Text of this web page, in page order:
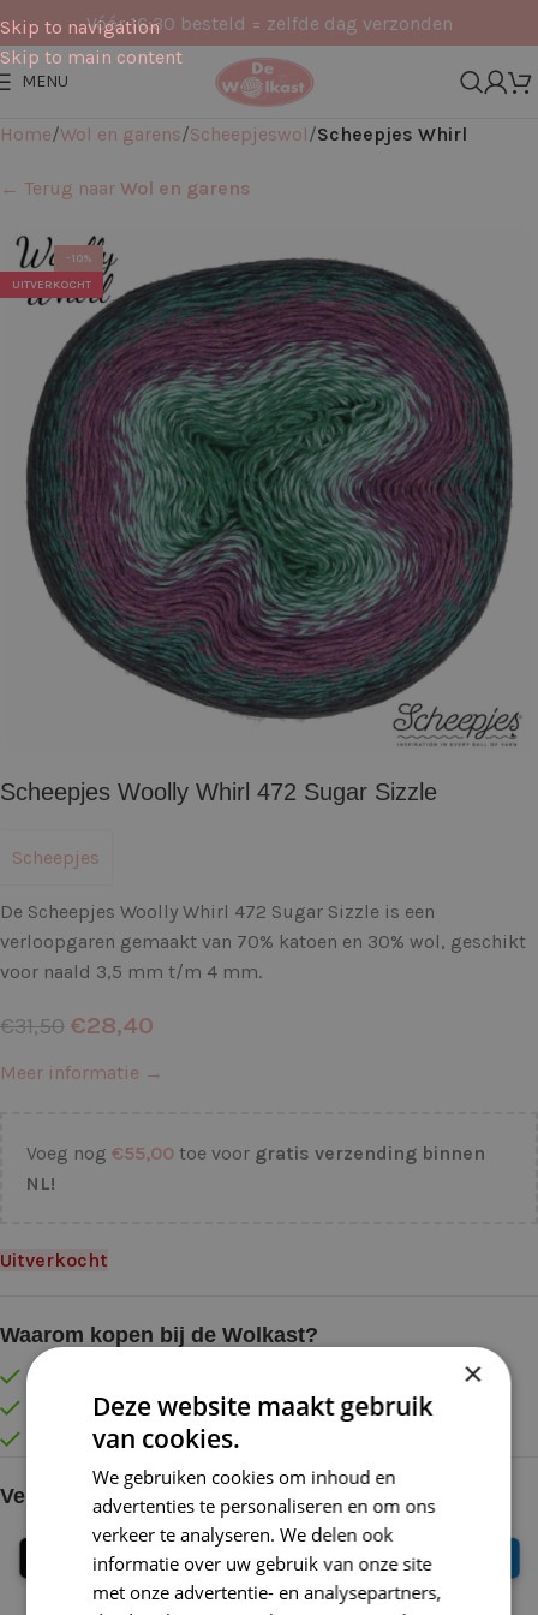
Skip to navigation
Skip to main content
Vóór 16:30 besteld = zelfde dag verzonden
MENU
Home Wol en garens Scheepjeswol Scheepjes Whirl
← Terug naar Wol en garens
-10%
UITVERKOCHT
Scheepjes Woolly Whirl 472 Sugar Sizzle
Scheepjes
De Scheepjes Woolly Whirl 472 Sugar Sizzle is een
verloopgaren gemaakt van 70% katoen en 30% wol, geschikt
voor naald 3,5 mm t/m 4 mm.
€31,50 €28,40
Meer informatie →
Voeg nog €55,00 toe voor gratis verzending binnen
NL!
Uitverkocht
Waarom kopen bij de Wolkast?
Lage verzendkosten vanaf € 4,99 binnen NL
Gratis verzonden vanaf €55,-
Vóór 16:30 besteld = Zelfde (werk)dag verzonden
Veilig online betalen
×
Deze website maakt gebruik
van cookies.
We gebruiken cookies om inhoud en
advertenties te personaliseren en om ons
verkeer te analyseren. We delen ook
informatie over uw gebruik van onze site
met onze advertentie- en analysepartners,